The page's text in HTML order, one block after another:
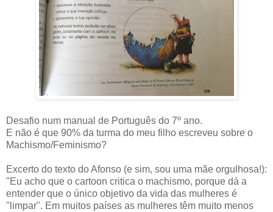
Desafio num manual de Português do 7º ano.
E não é que 90% da turma do meu filho escreveu sobre o
Machismo/Feminismo?
Excerto do texto do Afonso (e sim, sou uma mãe orgulhosa!):
"Eu acho que o cartoon critica o machismo, porque dá a
entender que o único objetivo da vida das mulheres é
"limpar". Em muitos países as mulheres têm muito menos